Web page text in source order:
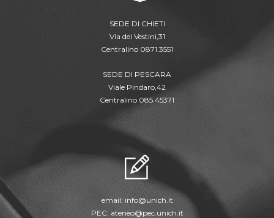
SEDE DI CHIETI
Via dei Vestini,31
Centralino 0871.3551
SEDE DI PESCARA
Viale Pindaro,42
Centralino 085.45371
email: info@unich.it
PEC: ateneo@pec.unich.it